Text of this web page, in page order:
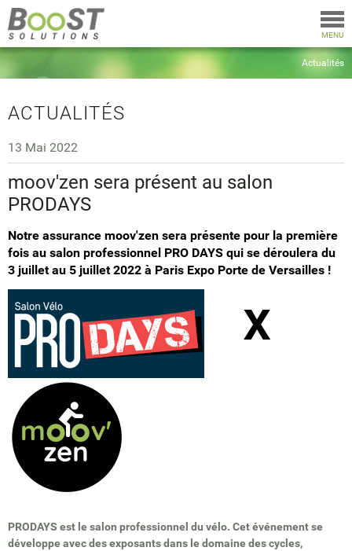
MENU
Actualités
ACTUALITÉS
13 Mai 2022
moov'zen sera présent au salon
PRODAYS
Notre assurance moov'zen sera présente pour la première
fois au salon professionnel PRO DAYS qui se déroulera du
3 juillet au 5 juillet 2022 à Paris Expo Porte de Versailles !
x
PRODAYS est le salon professionnel du vélo. Cet événement se
développe avec des exposants dans le domaine des cycles,